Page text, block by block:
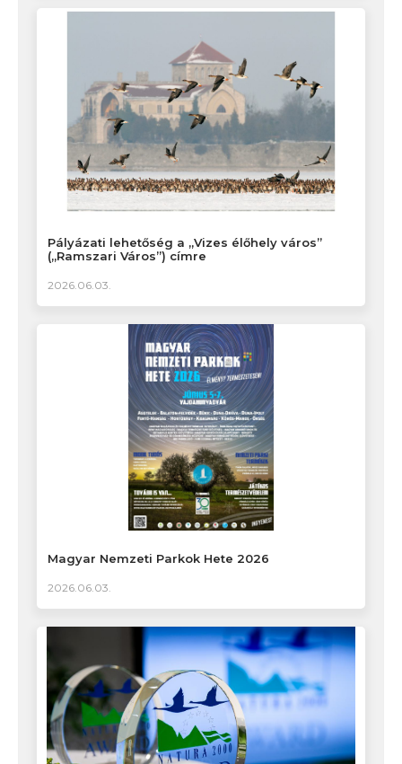
Pályázati lehetőség a „Vizes élőhely város”
(„Ramszari Város”) címre
2026.06.03.
Magyar Nemzeti Parkok Hete 2026
2026.06.03.